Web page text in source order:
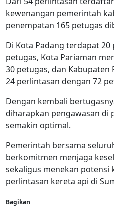
kewenangan pemerintah
penempatan 165 petugas
Di Kota Padang terdapat
petugas, Kota Pariaman
30 petugas, dan
24 perlintasan dengan 72
Dengan kembali
diharapkan pengawasan di
semakin optimal.
Pemerintah bersama
berkomitmen menjaga
sekaligus menekan potensi
perlintasan kereta api di
Bagikan